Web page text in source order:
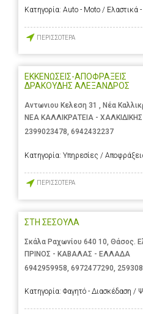
Κατηγορία: Auto - Moto / Ελαστικά
ΠΕΡΙΣΣΟΤΕΡΑ
ΕΚΚΕΝΩΣΕΙΣ-ΑΠΟΦΡΑΞΕΙΣ
ΔΡΑΚΟΥΔΗΣ ΑΛΕΞΑΝΔΡΟΣ
Αντωνιου Κελεση 31 , Νέα
ΝΕΑ ΚΑΛΛΙΚΡΑΤΕΙΑ -
2399023478, 6942432237
Κατηγορία: Υπηρεσίες /
ΠΕΡΙΣΣΟΤΕΡΑ
ΣΤΗ ΣΕΣΟΥΛΑ
Σκάλα Ραχωνίου 640 10, Θάσος.
ΠΡΙΝΟΣ - ΚΑΒΑΛΑΣ - ΕΛΛΑΔΑ
6942959958 6972477290
Κατηγορία: Φαγητό - Διασκέδαση /